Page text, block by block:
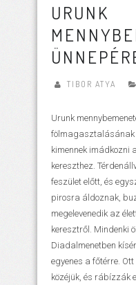
URUNK
TIBOR ATYA
Urunk
fölmagasztalásának
kimennek imádkozni
kereszthez.
feszület előtt, és
pirosra áldoznak,
megelevenedik az
keresztről. Mindenki
Diadalmenetben
egyenes a főtérre.
közéjük, és rábízzák